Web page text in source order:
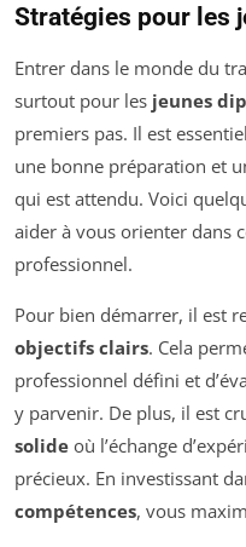
Stratégies pour les
Entrer dans le monde du
surtout pour les jeunes
premiers pas. Il est
une bonne préparation et
qui est attendu. Voici
aider à vous orienter dans
professionnel.
Pour bien démarrer, il est
objectifs clairs. Cela
professionnel défini et
y parvenir. De plus, il est
solide où l’échange
précieux. En investissant
compétences, vous